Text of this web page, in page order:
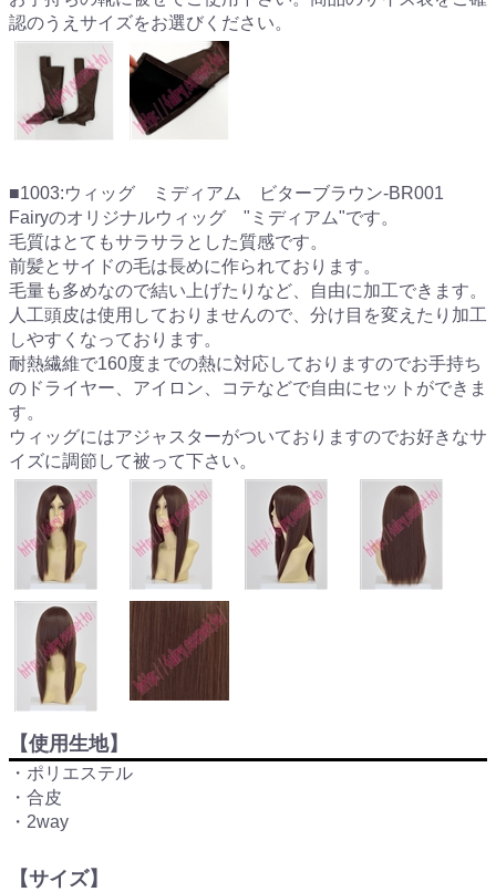
認のうえサイズをお選びください。
■1003:ウィッグ ミディアム ビターブラウン-BR001
Fairyのオリジナルウィッグ "ミディアム"です。
毛質はとてもサラサラとした質感です。
前髪とサイドの毛は長めに作られております。
毛量も多めなので結い上げたりなど、自由に加工できます。
人工頭皮は使用しておりませんので、分け目を変えたり加工
しやすくなっております。
耐熱繊維で160度までの熱に対応しておりますのでお手持ち
のドライヤー、アイロン、コテなどで自由にセットができま
す。
ウィッグにはアジャスターがついておりますのでお好きなサ
イズに調節して被って下さい。
【使用生地】
・ポリエステル
・合皮
・2way
【サイズ】